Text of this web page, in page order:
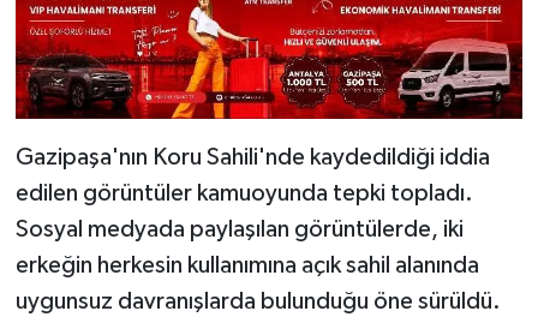
Gazipaşa'nın Koru Sahili'nde kaydedildiği iddia
edilen görüntüler kamuoyunda tepki topladı.
Sosyal medyada paylaşılan görüntülerde, iki
erkeğin herkesin kullanımına açık sahil alanında
uygunsuz davranışlarda bulunduğu öne sürüldü.